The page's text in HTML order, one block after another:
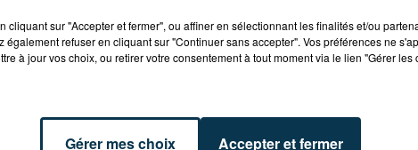
cliquant sur "Accepter et fermer", ou affiner en sélectionnant les finalités et/ou
également refuser en cliquant sur "Continuer sans accepter". Vos préférences ne
à jour vos choix, ou retirer votre consentement à tout moment via le lien "Gérer les
Gérer mes choix Accepter et fermer